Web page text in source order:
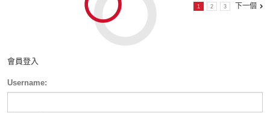
1 2 3 下一個
會員登入
Username: